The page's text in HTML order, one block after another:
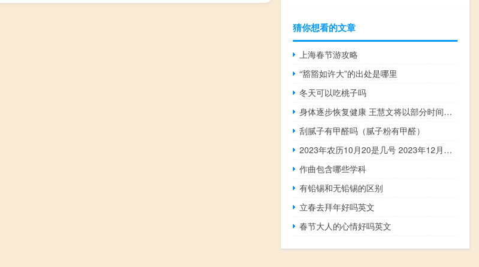
猜你想看的文章
上海春节游攻略
“豁豁如许大”的出处是哪里
冬天可以吃桃子吗
身体逐步恢复健康 王慧文将以部分时间做美团顾问
刮腻子有甲醛吗（腻子粉有甲醛）
2023年农历10月20是几号 2023年12月入宅最旺日子
作曲包含哪些学科
有铅锡和无铅锡的区别
立春去拜年好吗英文
春节大人的心情好吗英文